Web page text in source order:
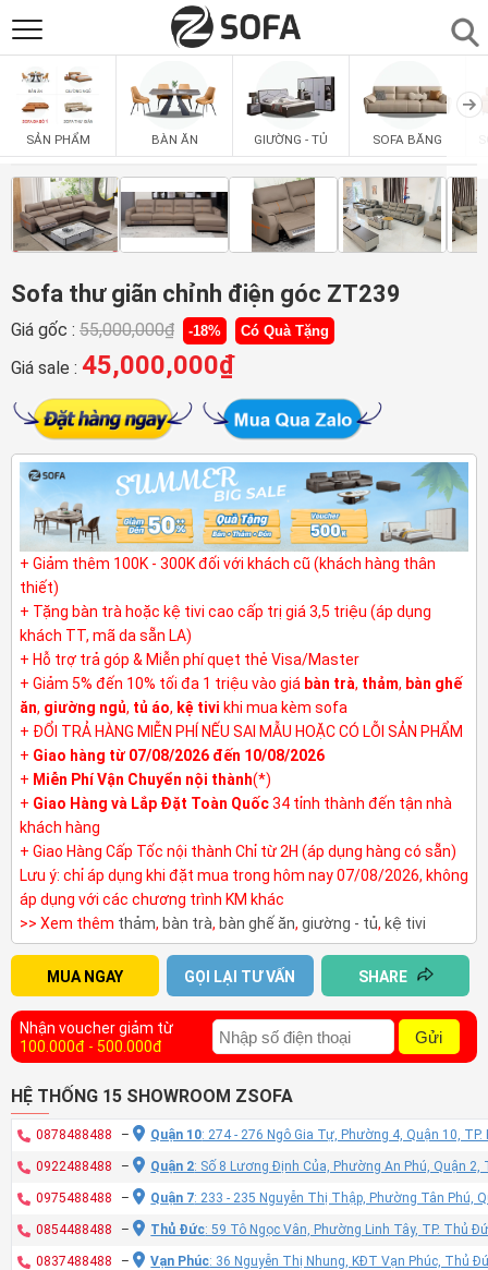
SẢN PHẨM
SOFAS
PHÒNG ĂN ▼
PHÒNG NGỦ
PHÒNG KHÁCH
LIÊN HỆ
SẢN PHẨM BÀN ĂN GIƯỜNG - TỦ SOFA BĂNG
Sofa thư giãn chỉnh điện góc ZT239
Giá gốc : 55,000,000₫ -18% Có Quà Tặng
Giá sale : 45,000,000₫
+ Giảm thêm 100K - 300K đối với khách cũ (khách hàng thân
thiết)
+ Tặng bàn trà hoặc kệ tivi cao cấp trị giá 3,5 triệu (áp dụng
khách TT, mã da sẵn LA)
+ Hỗ trợ trả góp & Miễn phí quẹt thẻ Visa/Master
+ Giảm 5% đến 10% tối đa 1 triệu vào giá bàn trà, thảm, bàn ghế
ăn, giường ngủ, tủ áo, kệ tivi khi mua kèm sofa
+ ĐỔI TRẢ HÀNG MIỄN PHÍ NẾU SAI MẪU HOẶC CÓ LỖI SẢN PHẨM
+ Giao hàng từ 07/08/2026 đến 10/08/2026
+ Miễn Phí Vận Chuyển nội thành(*)
+ Giao Hàng và Lắp Đặt Toàn Quốc34 tỉnh thành đến tận nhà
khách hàng
+ Giao Hàng Cấp Tốc nội thành Chỉ từ 2H (áp dụng hàng có sẵn)
Lưu ý: chỉ áp dụng khi đặt mua trong hôm nay 07/08/2026, không
áp dụng với các chương trình KM khác
>> Xem thêm thảm, bàn trà, bàn ghế ăn, giường - tủ, kệ tivi
MUA NGAY GỌI LẠI TƯ VẤN SHARE
Nhận voucher giảm từ
100.000đ - 500.000đ
Gửi
HỆ THỐNG 15 SHOWROOM ZSOFA
0878488488 – Quận 10: 274 - 276 Ngô Gia Tự, Phường 4, Quận 10, TP.
0922488488 – Quận 2: Số 8 Lương Định Của, Phường An Phú, Quận 2,
0975488488 – Quận 7: 233 - 235 Nguyễn Thị Thập, Phường Tân Phú,
0854488488 – Thủ Đức: 59 Tô Ngọc Vân, Phường Linh Tây, TP. Thủ
0837488488 – Vạn Phúc: 36 Nguyễn Thị Nhung, KĐT Vạn Phúc, Thủ